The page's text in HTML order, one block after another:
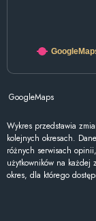
GoogleMaps
Wykres przedstawia
kolejnych okresach.
różnych serwisach
użytkowników na każdej
okres, dla którego